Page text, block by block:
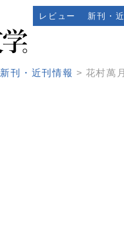
レビュー 新刊・近
新刊・近刊情報 花村萬